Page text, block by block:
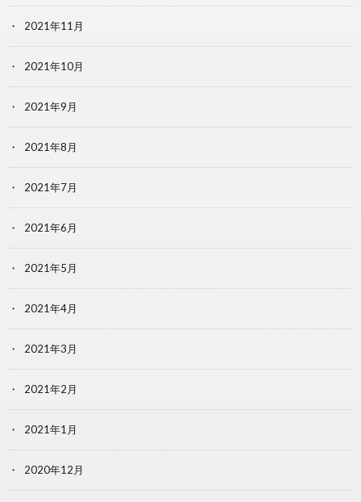
2021年11月
2021年10月
2021年9月
2021年8月
2021年7月
2021年6月
2021年5月
2021年4月
2021年3月
2021年2月
2021年1月
2020年12月